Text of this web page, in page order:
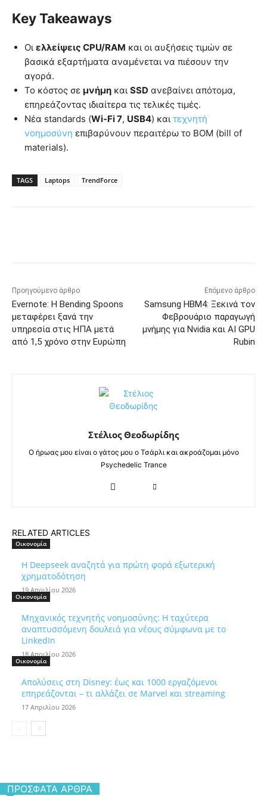
Key Takeaways
Οι ελλείψεις CPU/RAM και οι αυξήσεις τιμών σε
βασικά εξαρτήματα αναμένεται να πιέσουν την
αγορά.
Το κόστος σε μνήμη και SSD ανεβαίνει απότομα,
επηρεάζοντας ιδιαίτερα τις τελικές τιμές.
Νέα standards (Wi‑Fi 7, USB4) και τεχνητή
νοημοσύνη επιβαρύνουν περαιτέρω το BOM (bill of
materials).
TAGS Laptops TrendForce
Προηγούμενο άρθρο
Evernote: Η Bending Spoons
μεταφέρει ξανά την
υπηρεσία στις ΗΠΑ μετά
από 1,5 χρόνο στην Ευρώπη
Επόμενο άρθρο
Samsung HBM4: Ξεκινά τον
Φεβρουάριο παραγωγή
μνήμης για Nvidia και AI GPU
Rubin
Στέλιος Θεοδωρίδης
Ο ήρωας μου είναι ο γάτος μου ο Τσάρλι και ακροάζομαι μόνο
Psychedelic Trance
RELATED ARTICLES
Οικονομία
Η Deepseek αναζητά για πρώτη φορά εξωτερική
χρηματοδότηση
19 Απριλίου 2026
Οικονομία
Μηχανικός τεχνητής νοημοσύνης: Η ταχύτερα
αναπτυσσόμενη δουλειά για νέους σύμφωνα με το
LinkedIn
18 Απριλίου 2026
Οικονομία
Απολύσεις στη Disney: έως και 1000 εργαζόμενοι
επηρεάζονται – τι αλλάζει σε Marvel και streaming
17 Απριλίου 2026
ΠΡΌΣΦΑΤΑ ΆΡΘΡΑ